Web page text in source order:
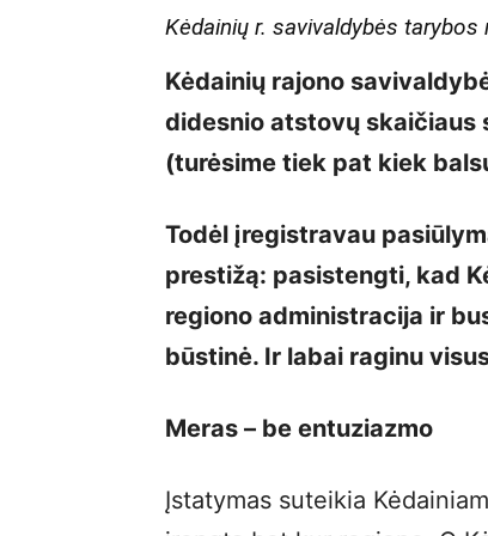
Kėdainių r. savivaldybės tarybos
Kėdainių rajono
didesnio atstovų skaičiaus
(turėsime tiek pat kiek
Todėl įregistravau
prestižą: pasistengti, kad
regiono administracija ir
būstinė. Ir labai raginu
Meras – be entuziazmo
Įstatymas suteikia